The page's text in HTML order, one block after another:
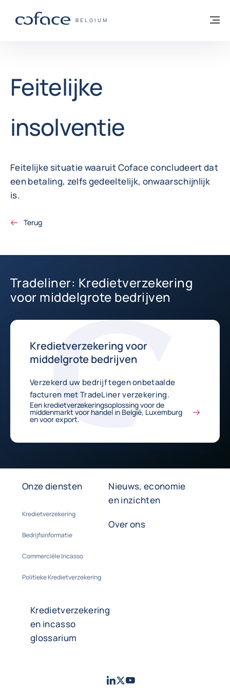
COFACE, FOR TRADE - GROEP WEBSITE
BELGIUM
Terug naar startpagina
Feitelijke
insolventie
Feitelijke situatie waaruit Coface concludeert dat
een betaling, zelfs gedeeltelijk, onwaarschijnlijk
is.
Terug
Tradeliner: Kredietverzekering
voor middelgrote bedrijven
Kredietverzekering voor
middelgrote bedrijven
Verzekerd uw bedrijf tegen onbetaalde
facturen met TradeLiner verzekering.
Een kredietverzekeringsoplossing voor de
middenmarkt voor handel in België, Luxemburg
en voor export.
Onze diensten
Kredietverzekering
Bedrijfsinformatie
Commerciële Incasso
Politieke Kredietverzekering
Nieuws, economie
en inzichten
Over ons
Kredietverzekering
en incasso
glossarium
LinkedIn
TwitterYoutube